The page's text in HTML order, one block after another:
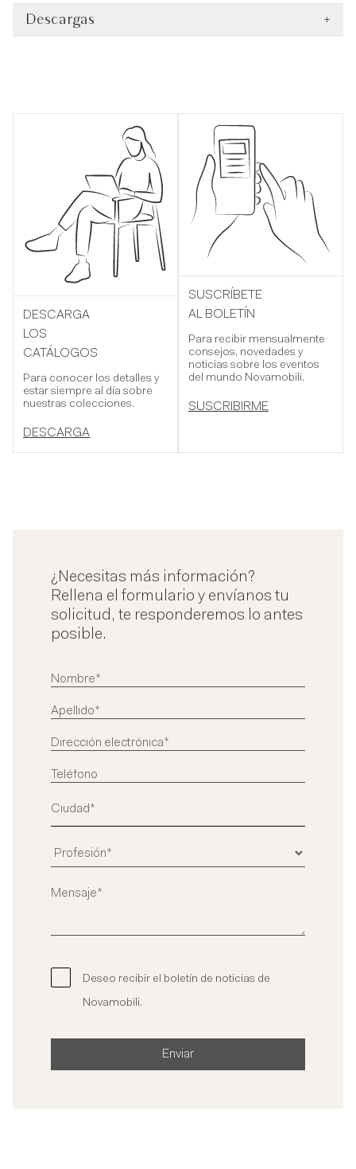
Descargas +
DESCARGA
LOS
CATÁLOGOS
Para conocer los detalles y
estar siempre al día sobre
nuestras colecciones.
DESCARGA
SUSCRÍBETE
AL BOLETÍN
Para recibir mensualmente
consejos, novedades y
noticias sobre los eventos
del mundo Novamobili.
SUSCRIBIRME
¿Necesitas más información?
Rellena el formulario y envíanos tu
solicitud, te responderemos lo antes
posible.
Deseo recibir el boletín de noticias de
Novamobili.
Enviar